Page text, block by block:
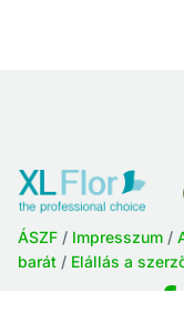
ÁSZF / Impresszum /
barát / Elállás a